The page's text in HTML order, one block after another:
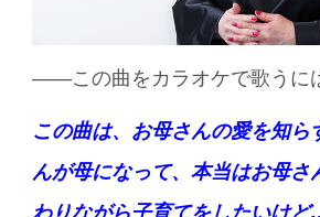
――この曲をカラオケで歌うに
この曲は、お母さんの愛を知ら
んが母になって、本当はお母さ